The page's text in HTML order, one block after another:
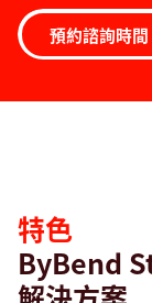
預約諮詢時間
特色
ByBend